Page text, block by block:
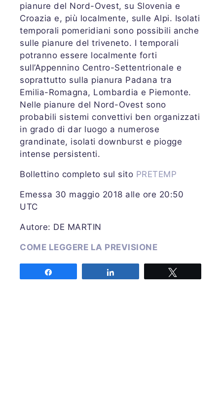
pianure del Nord-Ovest, su Slovenia e
Croazia e, più localmente, sulle Alpi. Isolati
temporali pomeridiani sono possibili anche
sulle pianure del triveneto. I temporali
potranno essere localmente forti
sull’Appennino Centro-Settentrionale e
soprattutto sulla pianura Padana tra
Emilia-Romagna, Lombardia e Piemonte.
Nelle pianure del Nord-Ovest sono
probabili sistemi convettivi ben organizzati
in grado di dar luogo a numerose
grandinate, isolati downburst e piogge
intense persistenti.
Bollettino completo sul sito PRETEMP
Emessa 30 maggio 2018 alle ore 20:50
UTC
Autore: DE MARTIN
COME LEGGERE LA PREVISIONE